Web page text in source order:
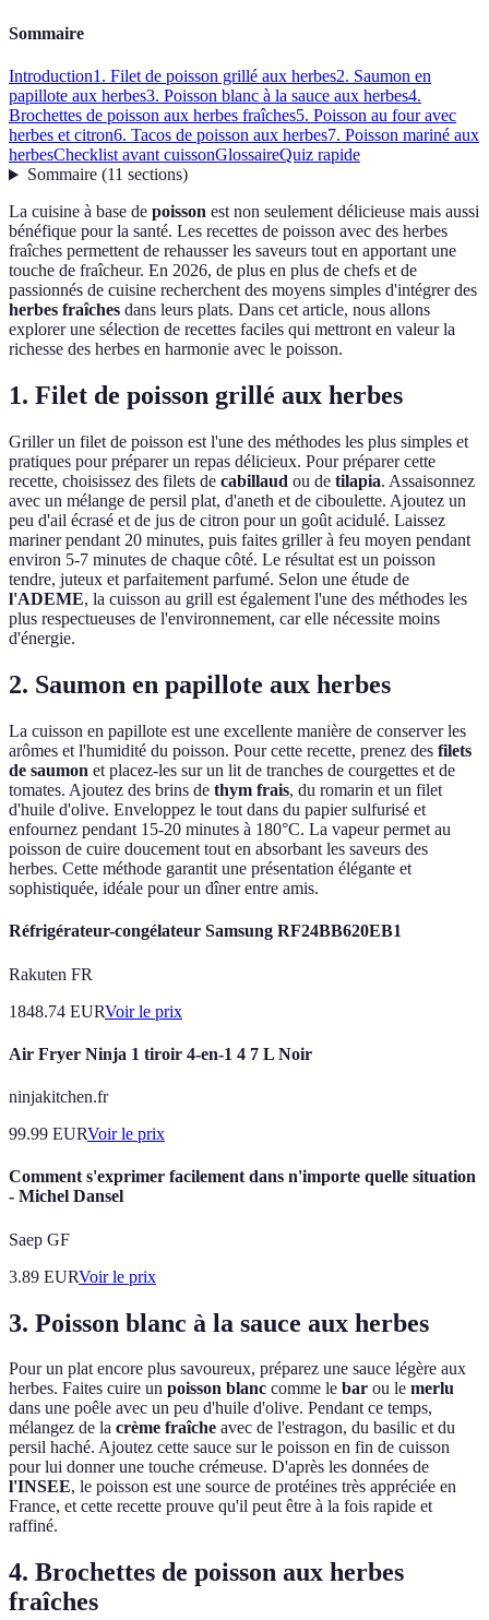
Sommaire
Introduction1. Filet de poisson grillé aux herbes2. Saumon en
papillote aux herbes3. Poisson blanc à la sauce aux herbes4.
Brochettes de poisson aux herbes fraîches5. Poisson au four avec
herbes et citron6. Tacos de poisson aux herbes7. Poisson mariné aux
herbesChecklist avant cuissonGlossaireQuiz rapide
Sommaire(11 sections)
La cuisine à base de poisson est non seulement délicieuse mais aussi
bénéfique pour la santé. Les recettes de poisson avec des herbes
fraîches permettent de rehausser les saveurs tout en apportant une
touche de fraîcheur. En 2026, de plus en plus de chefs et de
passionnés de cuisine recherchent des moyens simples d'intégrer des
herbes fraîches dans leurs plats. Dans cet article, nous allons
explorer une sélection de recettes faciles qui mettront en valeur la
richesse des herbes en harmonie avec le poisson.
1. Filet de poisson grillé aux herbes
Griller un filet de poisson est l'une des méthodes les plus simples et
pratiques pour préparer un repas délicieux. Pour préparer cette
recette, choisissez des filets de cabillaud ou de tilapia. Assaisonnez
avec un mélange de persil plat, d'aneth et de ciboulette. Ajoutez un
peu d'ail écrasé et de jus de citron pour un goût acidulé. Laissez
mariner pendant 20 minutes, puis faites griller à feu moyen pendant
environ 5-7 minutes de chaque côté. Le résultat est un poisson
tendre, juteux et parfaitement parfumé. Selon une étude de
l'ADEME, la cuisson au grill est également l'une des méthodes les
plus respectueuses de l'environnement, car elle nécessite moins
d'énergie.
2. Saumon en papillote aux herbes
La cuisson en papillote est une excellente manière de conserver les
arômes et l'humidité du poisson. Pour cette recette, prenez des filets
de saumon et placez-les sur un lit de tranches de courgettes et de
tomates. Ajoutez des brins de thym frais, du romarin et un filet
d'huile d'olive. Enveloppez le tout dans du papier sulfurisé et
enfournez pendant 15-20 minutes à 180°C. La vapeur permet au
poisson de cuire doucement tout en absorbant les saveurs des
herbes. Cette méthode garantit une présentation élégante et
sophistiquée, idéale pour un dîner entre amis.
Réfrigérateur-congélateur Samsung RF24BB620EB1
Rakuten FR
1848.74 EURVoir le prix
Air Fryer Ninja 1 tiroir 4-en-1 4 7 L Noir
ninjakitchen.fr
99.99 EURVoir le prix
Comment s'exprimer facilement dans n'importe quelle situation
- Michel Dansel
Saep GF
3.89 EURVoir le prix
3. Poisson blanc à la sauce aux herbes
Pour un plat encore plus savoureux, préparez une sauce légère aux
herbes. Faites cuire un poisson blanc comme le bar ou le merlu
dans une poêle avec un peu d'huile d'olive. Pendant ce temps,
mélangez de la crème fraîche avec de l'estragon, du basilic et du
persil haché. Ajoutez cette sauce sur le poisson en fin de cuisson
pour lui donner une touche crémeuse. D'après les données de
l'INSEE, le poisson est une source de protéines très appréciée en
France, et cette recette prouve qu'il peut être à la fois rapide et
raffiné.
4. Brochettes de poisson aux herbes
fraîches